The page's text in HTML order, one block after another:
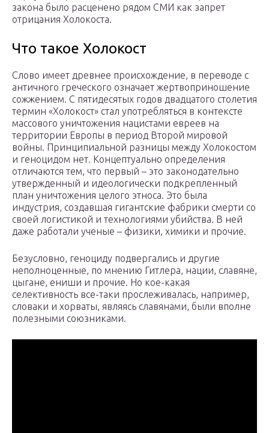
закона было расценено рядом СМИ как запрет
отрицания Холокоста.
Что такое Холокост
Слово имеет древнее происхождение, в переводе с
античного греческого означает жертвоприношение
сожжением. С пятидесятых годов двадцатого столетия
термин «Холокост» стал употребляться в контексте
массового уничтожения нацистами евреев на
территории Европы в период Второй мировой
войны. Принципиальной разницы между Холокостом
и геноцидом нет. Концептуально определения
отличаются тем, что первый – это законодательно
утвержденный и идеологически подкрепленный
план уничтожения целого этноса. Это была
индустрия, создавшая гигантские фабрики смерти со
своей логистикой и технологиями убийства. В ней
даже работали ученые – физики, химики и прочие.
Безусловно, геноциду подвергались и другие
неполноценные, по мнению Гитлера, нации, славяне,
цыгане, ениши и прочие. Но кое-какая
селективность все-таки прослеживалась, например,
словаки и хорваты, являясь славянами, были вполне
полезными союзниками.